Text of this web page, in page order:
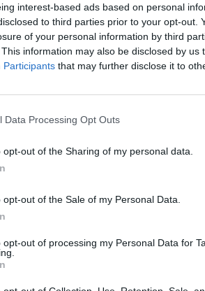
interest-based ads based on personal
to third parties prior to your opt-out.
of your personal information by third
information may also be disclosed by us
Participants that may further disclose it to
Data Processing Opt Outs
opt-out of the Sharing of my personal data.
opt-out of the Sale of my Personal Data.
opt-out of processing my Personal Data for
μας στο
TAGS